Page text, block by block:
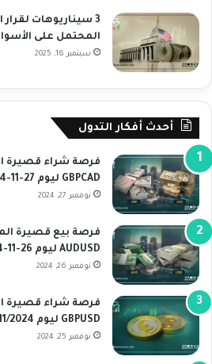
3 سيناريوهات لقرار
المحتمل على
سبتمبر 16, 2025
أحدث أفكار التدول
فرصة شراء قصيرة
GBPCAD ليوم 27-11-2024
نوفمبر 27, 2024
فرصة بيع قصيرة
AUDUSD ليوم 26-11-2024
نوفمبر 26, 2024
فرصة شراء قصيرة
GBPUSD ليوم 25/11/2024
نوفمبر 25, 2024